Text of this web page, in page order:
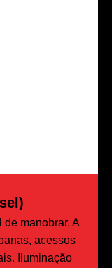
manobrar. A
acessos
Iluminação